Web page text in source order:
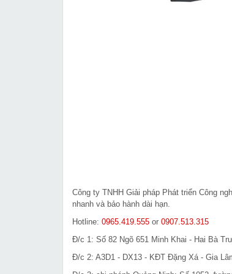
Công ty TNHH Giải pháp Phát triển Công
nhanh và bảo hành dài hạn.
Hotline: 0965.419.555 or 0907.513.315
Đ/c 1: Số 82 Ngõ 651 Minh Khai - Hai Bà
Đ/c 2: A3D1 - DX13 - KĐT Đặng Xá - Gia